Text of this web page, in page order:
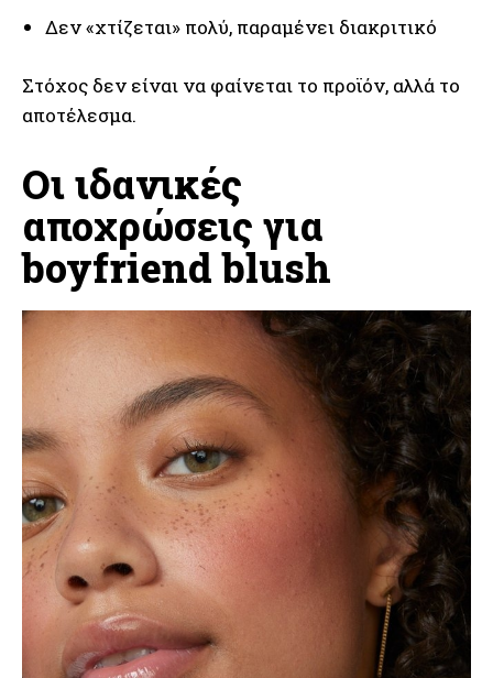
Δεν «χτίζεται» πολύ, παραμένει διακριτικό
Στόχος δεν είναι να φαίνεται το προϊόν, αλλά το
αποτέλεσμα.
Οι ιδανικές
αποχρώσεις για
boyfriend blush